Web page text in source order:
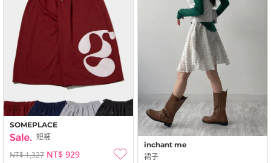
SOMEPLACE
短褲
NT$ 1,327 NT$ 929
inchant me
裙子